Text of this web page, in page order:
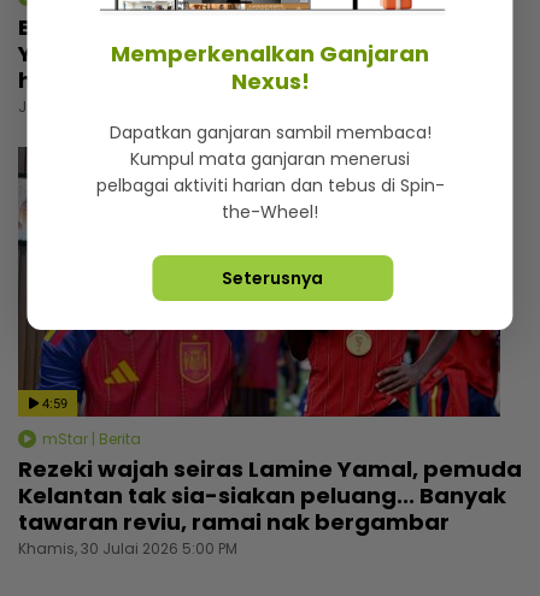
Bukan sekadar tempat berlindung,
Yayasan Chow Kit simpan kisah menyayat
hati
Jumaat, 31 Julai 2026 6:00 PM
4:59
mStar | Berita
Rezeki wajah seiras Lamine Yamal, pemuda
Kelantan tak sia-siakan peluang... Banyak
tawaran reviu, ramai nak bergambar
Khamis, 30 Julai 2026 5:00 PM
Memperkenalkan Ganjaran
Nexus!
Dapatkan ganjaran sambil membaca!
Kumpul mata ganjaran menerusi
pelbagai aktiviti harian dan tebus di Spin-
the-Wheel!
Seterusnya